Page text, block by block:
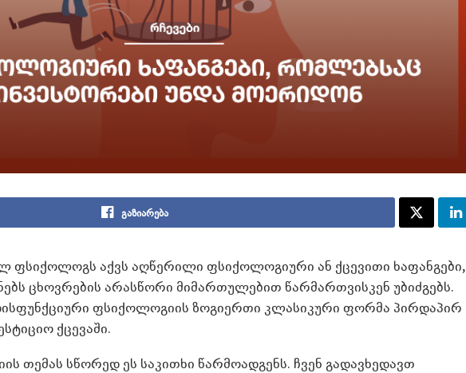
გაზიარება
ფსიქოლოგს აქვს აღწერილი ფსიქოლოგიური ან ქცევითი ხაფანგები,
ცხოვრების არასწორი მიმართულებით წარმართვისკენ უბიძგებს.
ფსიქოლოგიის ზოგიერთი კლასიკური ფორმა პირდაპირ
ქცევაში.
თემას სწორედ ეს საკითხი წარმოადგენს. ჩვენ გადავხედავთ